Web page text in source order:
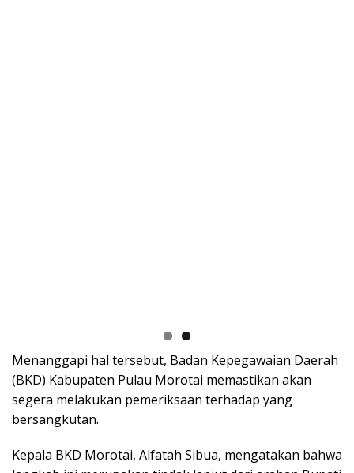
Menanggapi hal tersebut, Badan Kepegawaian Daerah
(BKD) Kabupaten Pulau Morotai memastikan akan
segera melakukan pemeriksaan terhadap yang
bersangkutan.
Kepala BKD Morotai, Alfatah Sibua, mengatakan bahwa